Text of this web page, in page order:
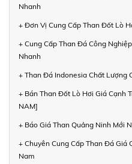
Nhanh
+ Đơn Vị Cung Cấp Than Đốt Lò
+ Cung Cấp Than Đá Công
Nhanh
+ Than Đá Indonesia Chất Lượng
+ Bán Than Đốt Lò Hơi Giá Cạnh
NAM]
+ Báo Giá Than Quảng Ninh Mới
+ Chuyên Cung Cấp Than Đá Giá
Nam